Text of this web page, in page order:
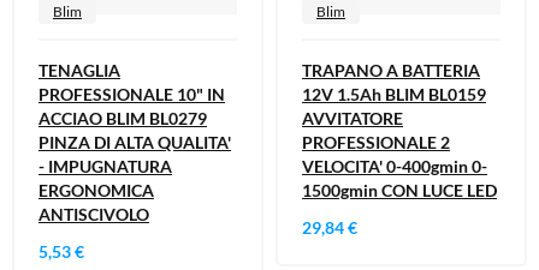
Giochi e Idee Regalo
Alimentari e Casalinghi
Blim
TENAGLIA
PROFESSIONALE 10" IN
ACCIAO BLIM BL0279
PINZA DI ALTA QUALITA'
- IMPUGNATURA
ERGONOMICA
ANTISCIVOLO
5,53 €
Blim
TRAPANO A BATTERIA
12V 1.5Ah BLIM BL0159
AVVITATORE
PROFESSIONALE 2
VELOCITA' 0-400gmin 0-
1500gmin CON LUCE LED
29,84 €